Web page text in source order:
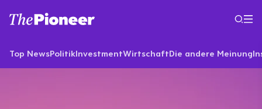
Top NewsPolitikInvestmentWirtschaftDie andere Meinung